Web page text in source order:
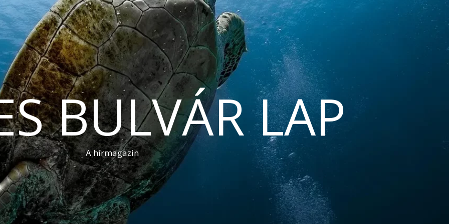
BULVÁR LAP
A hírmagazin